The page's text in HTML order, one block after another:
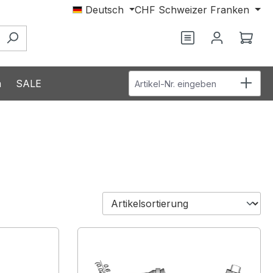
Deutsch CHF Schweizer Franken
Du hast 0
SALE Artikel-Nr. eingeben